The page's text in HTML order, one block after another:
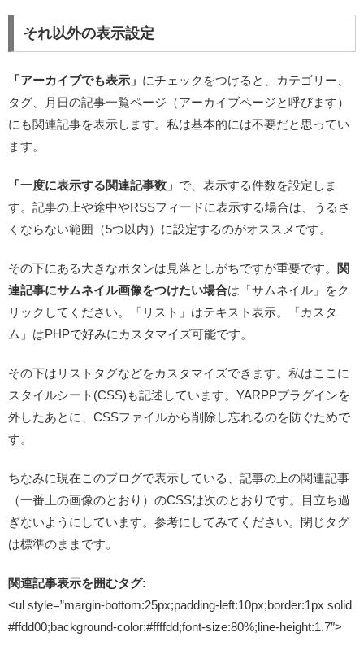
それ以外の表示設定
「アーカイブでも表示」 にチェックをつけると、カテゴリー、
タグ、月日の記事一覧ページ（アーカイブページと呼びます）
にも関連記事を表示します。私は基本的には不要だと思ってい
ます。
「一度に表示する関連記事数」 で、表示する件数を設定しま
す。記事の上や途中やRSSフィードに表示する場合は、うるさ
くならない範囲（5つ以内）に設定するのがオススメです。
その下にある大きなボタンは見落としがちですが重要です。
関
連記事にサムネイル画像をつけたい場合は「サムネイル」をク
リックしてください。「リスト」はテキスト表示。「カスタ
ム」はPHPで好みにカスタマイズ可能です。
その下はリストタグなどをカスタマイズできます。私はここに
スタイルシート(CSS)も記述しています。YARPPプラグインを
外したあとに、CSSファイルから削除し忘れるのを防ぐためで
す。
ちなみに現在このブログで表示している、記事の上の関連記事
（一番上の画像のとおり）のCSSは次のとおりです。目立ち過
ぎないようにしています。参考にしてみてください。閉じタグ
は標準のままです。
関連記事表示を囲むタグ:
<ul style=”margin-bottom:25px;padding-left:10px;border:1px solid
#ffdd00;background-color:#ffffdd;font-size:80%;line-height:1.7″>